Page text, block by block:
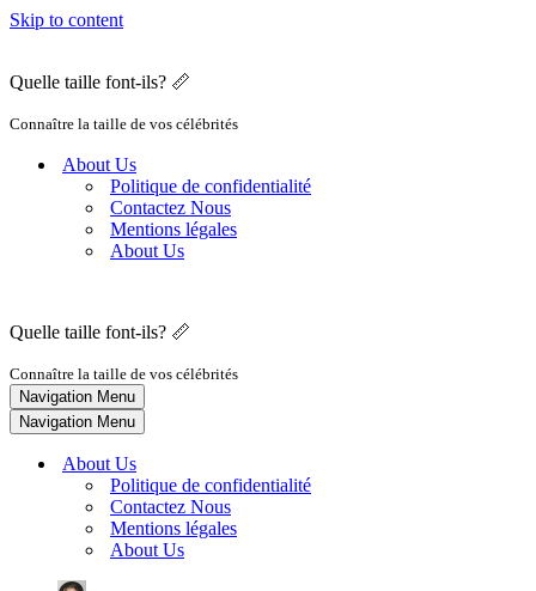
Skip to content
Quelle taille font-ils? 📏
Connaître la taille de vos célébrités
About Us
Politique de confidentialité
Contactez Nous
Mentions légales
About Us
Quelle taille font-ils? 📏
Connaître la taille de vos célébrités
Navigation Menu
Navigation Menu
About Us
Politique de confidentialité
Contactez Nous
Mentions légales
About Us